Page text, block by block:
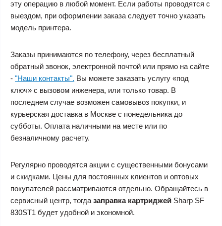
эту операцию в любой момент. Если работы проводятся с
выездом, при оформлении заказа следует точно указать
модель принтера.
Заказы принимаются по телефону, через бесплатный
обратный звонок, электронной почтой или прямо на сайте
- "Наши контакты". Вы можете заказать услугу «под
ключ» с вызовом инженера, или только товар. В
последнем случае возможен самовывоз покупки, и
курьерская доставка в Москве с понедельника до
субботы. Оплата наличными на месте или по
безналичному расчету.
Регулярно проводятся акции с существенными бонусами
и скидками. Цены для постоянных клиентов и оптовых
покупателей рассматриваются отдельно. Обращайтесь в
сервисный центр, тогда заправка картриджей Sharp SF
830ST1 будет удобной и экономной.